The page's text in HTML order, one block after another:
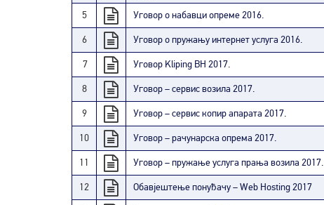
5
Уговор о набавци опреме 2016.
6 Уговор о пружању интернет услуга 2016.
7 Уговор Kliping BH 2017.
8 Уговор – сервис возила 2017.
9 Уговор – сервис копир апарата 2017.
10 Уговор – рачунарска опрема 2017.
11 Уговор – пружање услуга прања возила 2017.
12 Обавјештење понуђачу – Web Hosting 2017